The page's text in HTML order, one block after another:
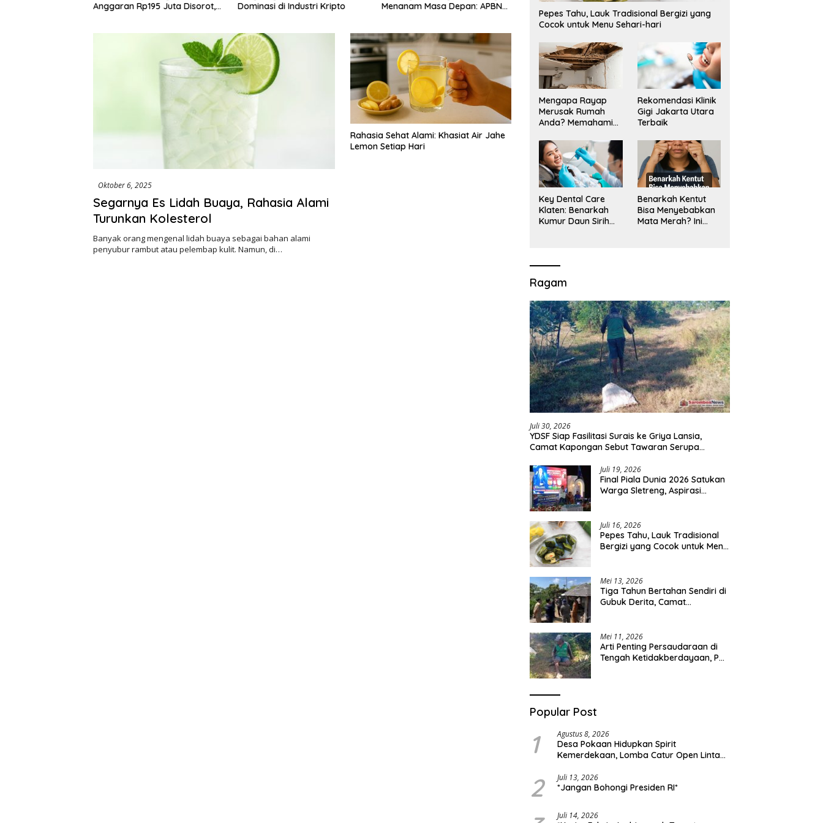
Anggaran Rp195 Juta Disorot,
Dominasi di Industri Kripto
Menanam Masa Depan: APBN
Khusus Menjadi Kemandirian
Dilaporkan LSM PAKAR ke KPK
Jawa_
Oktober 6, 2025
Segarnya Es Lidah Buaya, Rahasia Alami
Turunkan Kolesterol
Banyak orang mengenal lidah buaya sebagai bahan alami
penyubur rambut atau pelembap kulit. Namun, di…
Rahasia Sehat Alami: Khasiat Air Jahe
Lemon Setiap Hari
Pepes Tahu, Lauk Tradisional Bergizi yang
Cocok untuk Menu Sehari-hari
Mengapa Rayap
Merusak Rumah
Anda? Memahami
Killer”
Rekomendasi Klinik
Gigi Jakarta Utara
Terbaik
Key Dental Care
Klaten: Benarkah
Kumur Daun Sirih
Klaten
Benarkah Kentut
Bisa Menyebabkan
Mata Merah? Ini
Ragam
Juli 30, 2026
YDSF Siap Fasilitasi Surais ke Griya Lansia,
Camat Kapongan Sebut Tawaran Serupa
Juli 19, 2026
Final Piala Dunia 2026 Satukan
Warga Sletreng, Aspirasi
Juli 16, 2026
Pepes Tahu, Lauk Tradisional
Bergizi yang Cocok untuk Menu
Mei 13, 2026
Tiga Tahun Bertahan Sendiri di
Gubuk Derita, Camat
Mei 11, 2026
Arti Penting Persaudaraan di
Tengah Ketidakberdayaan, Pak
Popular Post
1 Agustus 8, 2026
Desa Pokaan Hidupkan Spirit
Kemerdekaan, Lomba Catur Open Lintas
RI ke-81
2 Juli 13, 2026
*Jangan Bohongi Presiden RI*
Juli 14, 2026